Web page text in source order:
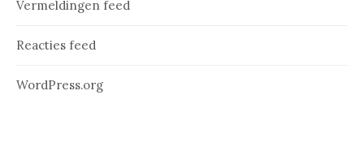
Vermeldingen feed
Reacties feed
WordPress.org